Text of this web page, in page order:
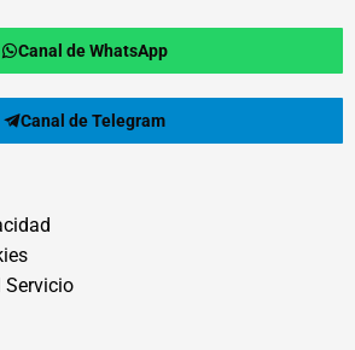
Canal de WhatsApp
Canal de Telegram
Servicio